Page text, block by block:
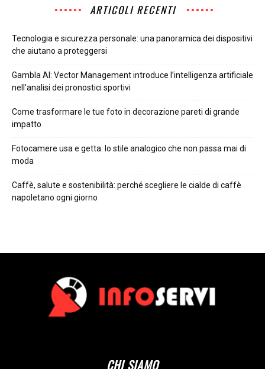
ARTICOLI RECENTI
Tecnologia e sicurezza personale: una panoramica dei dispositivi
che aiutano a proteggersi
Gambla AI: Vector Management introduce l’intelligenza artificiale
nell’analisi dei pronostici sportivi
Come trasformare le tue foto in decorazione pareti di grande
impatto
Fotocamere usa e getta: lo stile analogico che non passa mai di
moda
Caffè, salute e sostenibilità: perché scegliere le cialde di caffè
napoletano ogni giorno
CHI SIAMO